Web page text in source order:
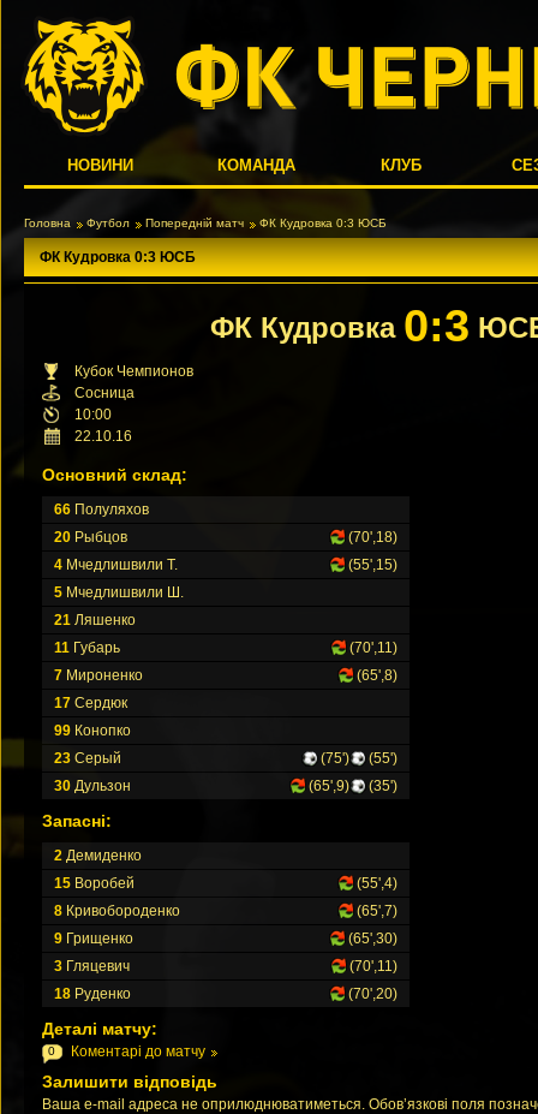
НОВИНИ КОМАНДА КЛУБ
Головна Футбол Попередній матч ФК Кудровка 0:3 ЮСБ
ФК Кудровка 0:3 ЮСБ
ФК Кудровка 0:3
Кубок Чемпионов
Сосница
10:00
22.10.16
Основний склад:
66 Полуляхов
20 Рыбцов
(70',18)
4 Мчедлишвили Т.
(55',15)
5 Мчедлишвили Ш.
21 Ляшенко
11 Губарь
(70',11)
7 Мироненко
(65',8)
17 Сердюк
99 Конопко
23 Серый (55')
(75')
30 Дульзон (35')
(65',9)
Запасні:
2 Демиденко
15 Воробей
(55',4)
8 Кривобороденко
(65',7)
9 Грищенко
(65',30)
3 Гляцевич
(70',11)
18 Руденко (70',20)
Деталі матчу:
0 Коментарі до матчу
Залишити відповідь
Ваша e-mail адреса не оприлюднюватиметься. Обов’язкові поля